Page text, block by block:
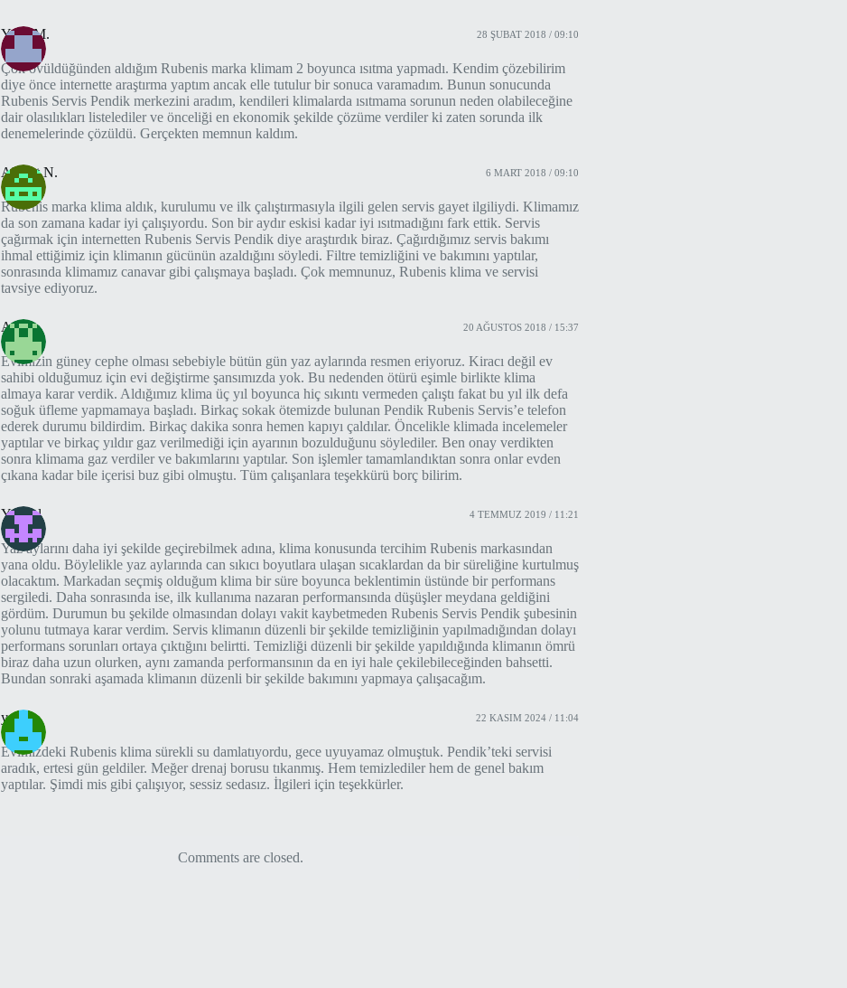
Yeliz M. 28 ŞUBAT 2018 / 09:10
Çok övüldüğünden aldığım Rubenis marka klimam 2 boyunca ısıtma yapmadı. Kendim çözebilirim
diye önce internette araştırma yaptım ancak elle tutulur bir sonuca varamadım. Bunun sonucunda
Rubenis Servis Pendik merkezini aradım, kendileri klimalarda ısıtmama sorunun neden olabileceğine
dair olasılıkları listelediler ve önceliği en ekonomik şekilde çözüme verdiler ki zaten sorunda ilk
denemelerinde çözüldü. Gerçekten memnun kaldım.
Ahmet N. 6 MART 2018 / 09:10
Rubenis marka klima aldık, kurulumu ve ilk çalıştırmasıyla ilgili gelen servis gayet ilgiliydi. Klimamız
da son zamana kadar iyi çalışıyordu. Son bir aydır eskisi kadar iyi ısıtmadığını fark ettik. Servis
çağırmak için internetten Rubenis Servis Pendik diye araştırdık biraz. Çağırdığımız servis bakımı
ihmal ettiğimiz için klimanın gücünün azaldığını söyledi. Filtre temizliğini ve bakımını yaptılar,
sonrasında klimamız canavar gibi çalışmaya başladı. Çok memnunuz, Rubenis klima ve servisi
tavsiye ediyoruz.
Ayhan 20 AĞUSTOS 2018 / 15:37
Evimizin güney cephe olması sebebiyle bütün gün yaz aylarında resmen eriyoruz. Kiracı değil ev
sahibi olduğumuz için evi değiştirme şansımızda yok. Bu nedenden ötürü eşimle birlikte klima
almaya karar verdik. Aldığımız klima üç yıl boyunca hiç sıkıntı vermeden çalıştı fakat bu yıl ilk defa
soğuk üfleme yapmamaya başladı. Birkaç sokak ötemizde bulunan Pendik Rubenis Servis’e telefon
ederek durumu bildirdim. Birkaç dakika sonra hemen kapıyı çaldılar. Öncelikle klimada incelemeler
yaptılar ve birkaç yıldır gaz verilmediği için ayarının bozulduğunu söylediler. Ben onay verdikten
sonra klimama gaz verdiler ve bakımlarını yaptılar. Son işlemler tamamlandıktan sonra onlar evden
çıkana kadar bile içerisi buz gibi olmuştu. Tüm çalışanlara teşekkürü borç bilirim.
Yüksel 4 TEMMUZ 2019 / 11:21
Yaz aylarını daha iyi şekilde geçirebilmek adına, klima konusunda tercihim Rubenis markasından
yana oldu. Böylelikle yaz aylarında can sıkıcı boyutlara ulaşan sıcaklardan da bir süreliğine kurtulmuş
olacaktım. Markadan seçmiş olduğum klima bir süre boyunca beklentimin üstünde bir performans
sergiledi. Daha sonrasında ise, ilk kullanıma nazaran performansında düşüşler meydana geldiğini
gördüm. Durumun bu şekilde olmasından dolayı vakit kaybetmeden Rubenis Servis Pendik şubesinin
yolunu tutmaya karar verdim. Servis klimanın düzenli bir şekilde temizliğinin yapılmadığından dolayı
performans sorunları ortaya çıktığını belirtti. Temizliği düzenli bir şekilde yapıldığında klimanın ömrü
biraz daha uzun olurken, aynı zamanda performansının da en iyi hale çekilebileceğinden bahsetti.
Bundan sonraki aşamada klimanın düzenli bir şekilde bakımını yapmaya çalışacağım.
yasir 22 KASIM 2024 / 11:04
Evimizdeki Rubenis klima sürekli su damlatıyordu, gece uyuyamaz olmuştuk. Pendik’teki servisi
aradık, ertesi gün geldiler. Meğer drenaj borusu tıkanmış. Hem temizlediler hem de genel bakım
yaptılar. Şimdi mis gibi çalışıyor, sessiz sedasız. İlgileri için teşekkürler.
Comments are closed.